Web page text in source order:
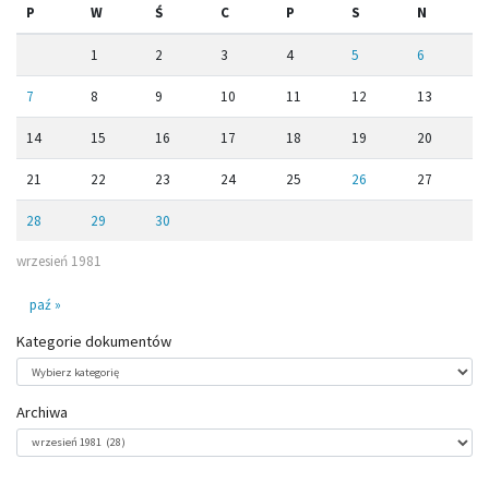
wrzesień 1981
P W Ś C P S N
1 2 3 4 5 6
7 8 9 10 11 12 13
14 15 16 17 18 19 20
21 22 23 24 25 26 27
28 29 30
paź »
Kategorie dokumentów
dokumentów
Archiwa
Archiwa